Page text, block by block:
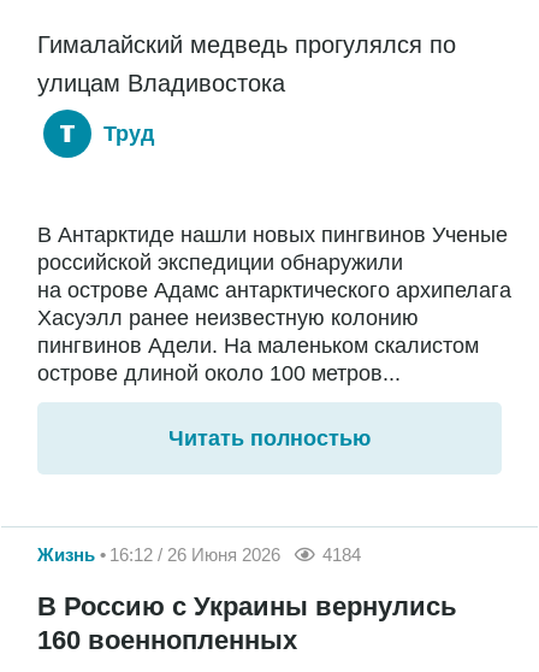
Гималайский медведь прогулялся по
улицам Владивостока
Труд
В Антарктиде нашли новых пингвинов Ученые
российской экспедиции обнаружили
на острове Адамс антарктического архипелага
Хасуэлл ранее неизвестную колонию
пингвинов Адели. На маленьком скалистом
острове длиной около 100 метров...
Читать полностью
Жизнь 16:12 / 26 Июня 2026 4184
В Россию с Украины вернулись
160 военнопленных